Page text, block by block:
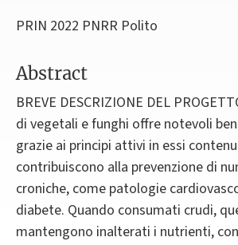
PRIN 2022 PNRR Polito
Abstract
BREVE DESCRIZIONE DEL
di vegetali e funghi offre notevoli
grazie ai principi attivi in essi
contribuiscono alla prevenzione di
croniche, come patologie
diabete. Quando consumati crudi,
mantengono inalterati i nutrienti,